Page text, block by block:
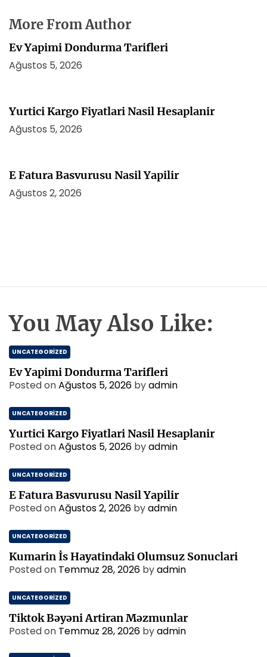
More From Author
Ev Yapimi Dondurma Tarifleri
Ağustos 5, 2026
Yurtici Kargo Fiyatlari Nasil Hesaplanir
Ağustos 5, 2026
E Fatura Basvurusu Nasil Yapilir
Ağustos 2, 2026
You May Also Like:
UNCATEGORIZED
Ev Yapimi Dondurma Tarifleri
Posted onAğustos 5, 2026 byadmin
UNCATEGORIZED
Yurtici Kargo Fiyatlari Nasil Hesaplanir
Posted onAğustos 5, 2026 byadmin
UNCATEGORIZED
E Fatura Basvurusu Nasil Yapilir
Posted onAğustos 2, 2026 byadmin
UNCATEGORIZED
Kumarin İs Hayatindaki Olumsuz Sonuclari
Posted on Temmuz 28, 2026 byadmin
UNCATEGORIZED
Tiktok Bəyəni Artiran Məzmunlar
Posted on Temmuz 28, 2026 byadmin